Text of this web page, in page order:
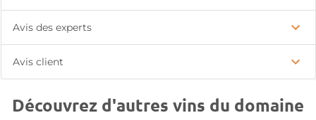
Avis des experts
Avis client
Découvrez d'autres vins du domaine